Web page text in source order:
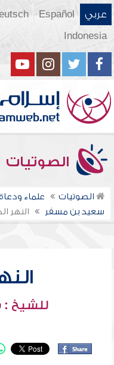
عربي Español
Indonesia
الصوتيات
الصوتيات علماء ودعاة
سعيد بن مسفر
النهر
للشيخ